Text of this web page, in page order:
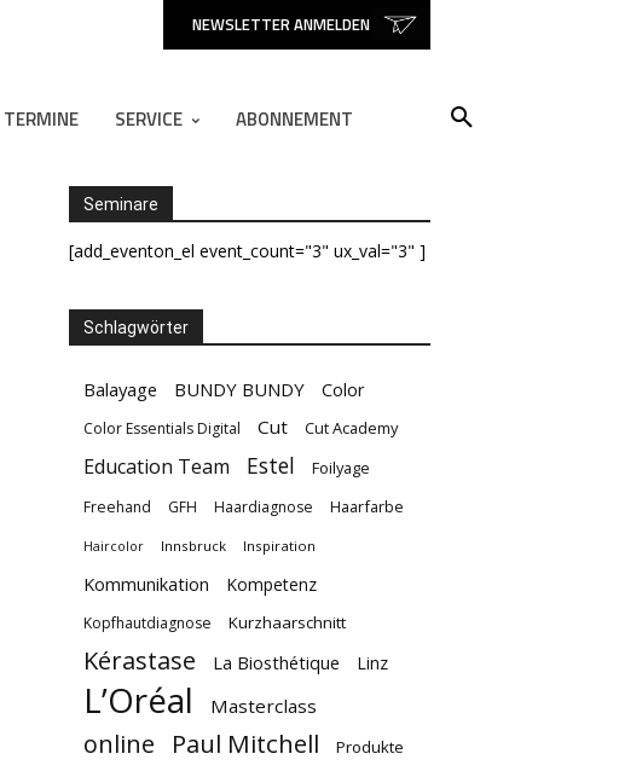
NEWSLETTER ANMELDEN
TERMINE SERVICE ABONNEMENT
Seminare
[add_eventon_el event_count="3" ux_val="3" ]
Schlagwörter
Balayage BUNDY BUNDY Color
Color Essentials Digital Cut Cut Academy
Education Team Estel Foilyage
Freehand GFH Haardiagnose Haarfarbe
Haircolor Innsbruck Inspiration
Kommunikation Kompetenz
Kopfhautdiagnose Kurzhaarschnitt
Kérastase La Biosthétique Linz
L’Oréal Masterclass
online Paul Mitchell Produkte